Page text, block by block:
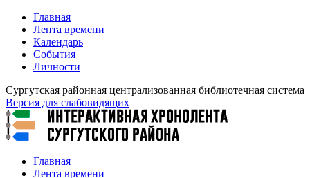
Главная
Лента времени
Календарь
События
Личности
Сургутская районная централизованная библиотечная система
Версия для слабовидящих
Главная
Лента времени